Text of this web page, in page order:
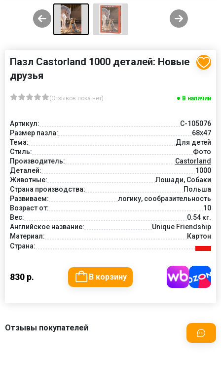
Пазл Castorland 1000 деталей: Новые
друзья
(Отзывов пока нет) В наличии
Артикул:
C-105076
Размер пазла:
68x47
Тема:
Для детей
Стиль:
Фото
Производитель:
Castorland
Деталей:
1000
Животные:
Лошади, Собаки
Страна производства:
Польша
Развиваем:
логику, сообразительность
Возраст от:
10
Вес:
0.54 кг.
Английское название:
Unique Friendship
Материал:
Картон
Страна:
830 р. В корзину
Отзывы покупателей